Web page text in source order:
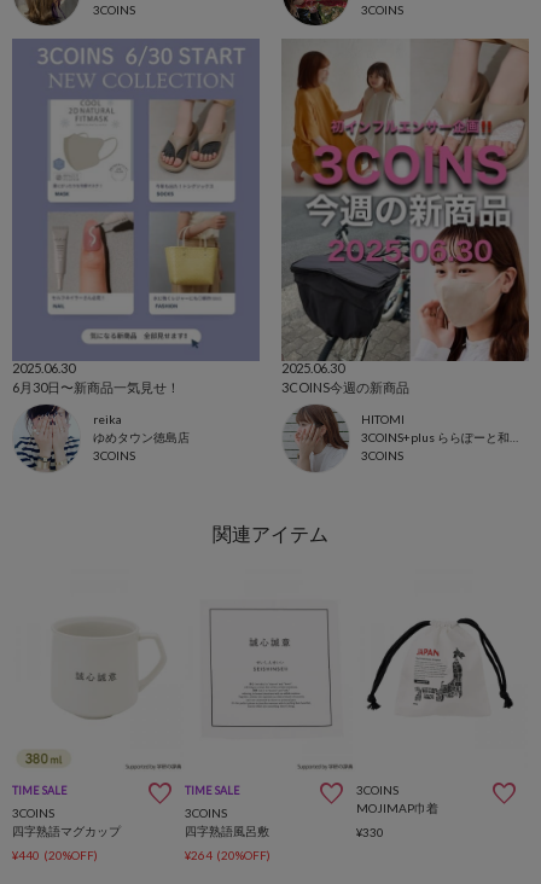
3COINS
3COINS
2025.06.30
6月30日〜新商品一気見せ！
reika
ゆめタウン徳島店
3COINS
2025.06.30
3COINS今週の新商品
HITOMI
3COINS
TIME SALE
3COINS
四字熟語マグカップ
¥440 (20%OFF)
TIME SALE
3COINS
四字熟語風呂敷
¥264 (20%OFF)
3COINS
MOJIMAP巾着
¥330